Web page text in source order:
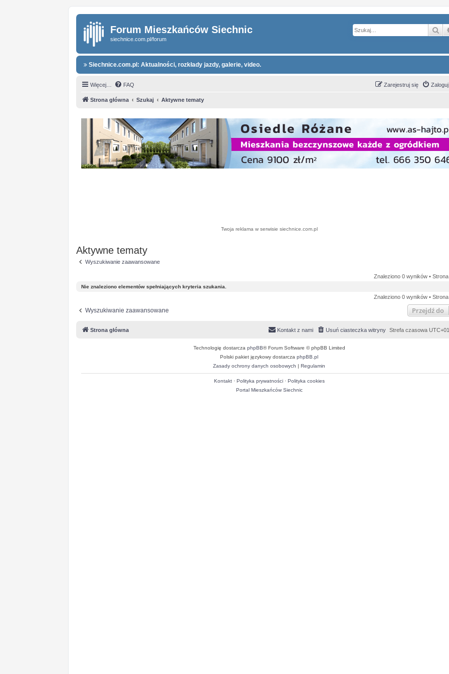
Forum Mieszkańców Siechnic
siechnice.com.pl/forum
Siechnice.com.pl: Aktualności, rozkłady jazdy, galerie, video.
Więcej… FAQ Zarejestruj się
Strona główna Szukaj Aktywne tematy
Twoja reklama w serwisie siechnice.com.pl
Aktywne tematy
Wyszukiwanie zaawansowane
Znaleziono 0 wyników • Strona
Nie znaleziono elementów spełniających kryteria szukania.
Znaleziono 0 wyników • Strona
Wyszukiwanie zaawansowane Przejdź do
Strona główna Strefa czasowa
Usuń ciasteczka witryny
Kontakt z nami
Technologię dostarcza phpBB® Forum Software © phpBB Limited
Polski pakiet językowy dostarcza phpBB.pl
Zasady ochrony danych osobowych | Regulamin
Kontakt· Polityka prywatności· Polityka cookies
Portal Mieszkańców Siechnic